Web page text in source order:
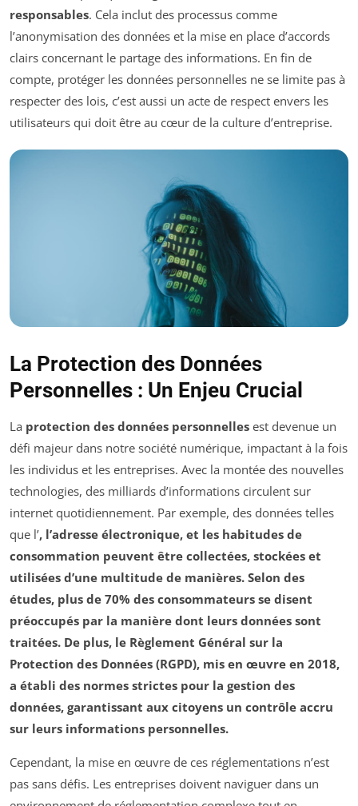
responsables. Cela inclut des processus comme
l’anonymisation des données et la mise en place d’accords
clairs concernant le partage des informations. En fin de
compte, protéger les données personnelles ne se limite pas à
respecter des lois, c’est aussi un acte de respect envers les
utilisateurs qui doit être au cœur de la culture d’entreprise.
La Protection des Données
Personnelles : Un Enjeu Crucial
La protection des données personnelles est devenue un
défi majeur dans notre société numérique, impactant à la fois
les individus et les entreprises. Avec la montée des nouvelles
technologies, des milliards d’informations circulent sur
internet quotidiennement. Par exemple, des données telles
que l’, l’adresse électronique, et les habitudes de
consommation peuvent être collectées, stockées et
utilisées d’une multitude de manières. Selon des
études, plus de 70% des consommateurs se disent
préoccupés par la manière dont leurs données sont
traitées. De plus, le Règlement Général sur la
Protection des Données (RGPD), mis en œuvre en 2018,
a établi des normes strictes pour la gestion des
données, garantissant aux citoyens un contrôle accru
sur leurs informations personnelles.
Cependant, la mise en œuvre de ces réglementations n’est
pas sans défis. Les entreprises doivent naviguer dans un